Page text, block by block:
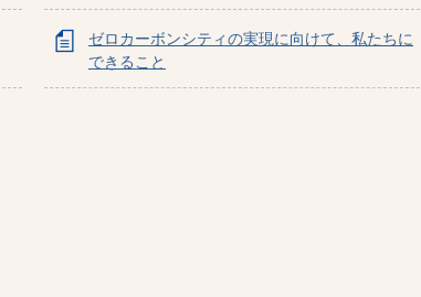
ゼロカーボンシティの実現に向けて、私たちに
できること